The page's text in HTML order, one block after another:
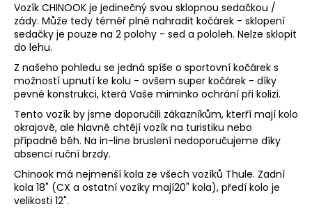
Vozík CHINOOK je jedinečný svou sklopnou sedačkou /
zády. Může tedy téměř plně nahradit kočárek - sklopení
sedačky je pouze na 2 polohy - sed a pololeh. Nelze sklopit
do lehu.
Z našeho pohledu se jedná spíše o sportovní kočárek s
možností upnutí ke kolu - ovšem super kočárek - díky
pevné konstrukci, která Vaše miminko ochrání při kolizi.
Tento vozík by jsme doporučili zákazníkům, kterří mají kolo
okrajově, ale hlavně chtějí vozík na turistiku nebo
případně běh. Na in-line bruslení nedoporučujeme díky
absenci ruční brzdy.
Chinook má nejmenší kola ze všech vozíků Thule. Zadní
kola 18" (CX a ostatní vozíky mají20" kola), předí kolo je
velikosti 12".